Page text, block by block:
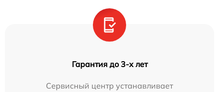
Гарантия до 3-х лет
Сервисный центр устанавливает